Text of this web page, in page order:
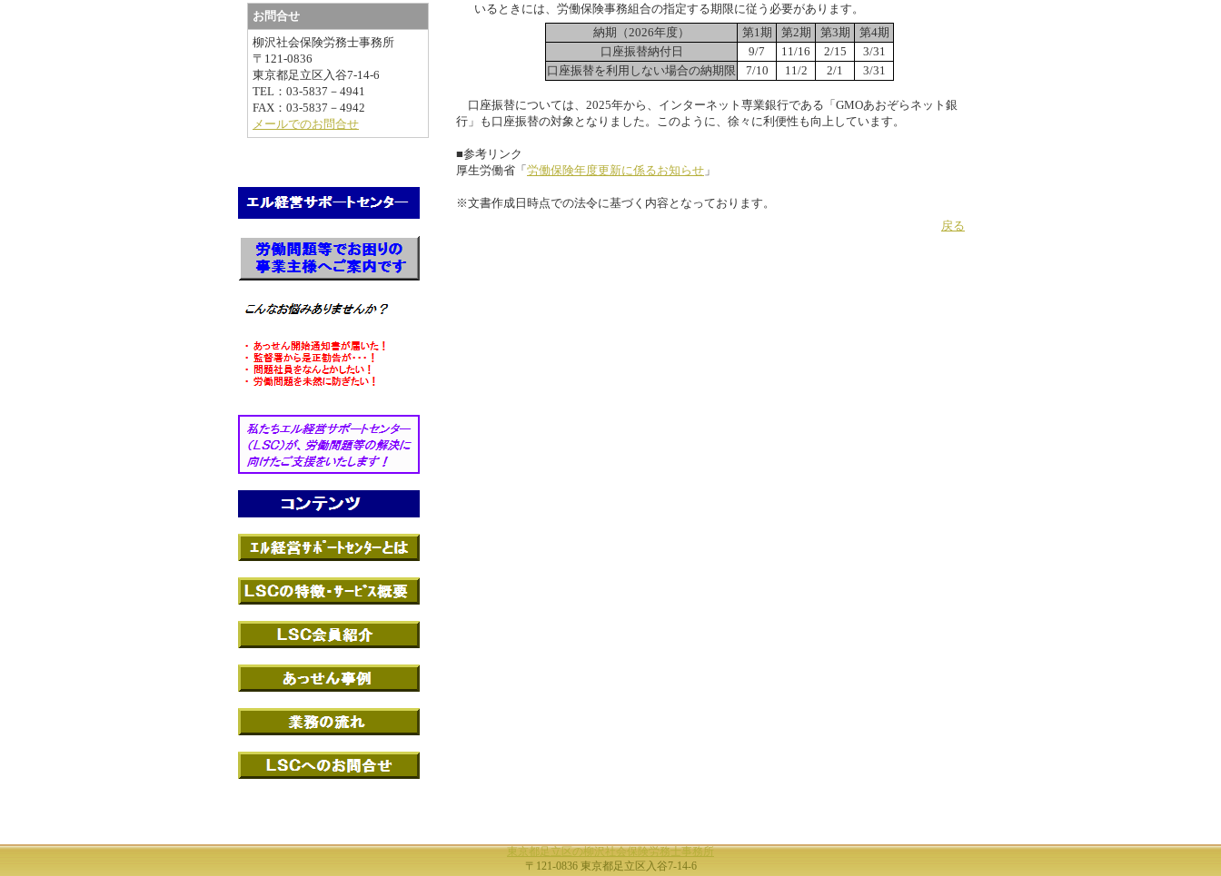
いるときには、労働保険事務組合の指定する期限に従う必要があります。
納期（2026年度）
第1期 第2期 第3期
第4期
口座振替納付日
9/7 11/16 2/15
3/31
口座振替を利用しない場合の納期限
7/10 11/2 2/1 3/31
口座振替については、2025年から、インターネット専業銀行である「GMOあおぞらネット銀
行」も口座振替の対象となりました。このように、徐々に利便性も向上しています。
■参考リンク
厚生労働省「 労働保険年度更新に係るお知らせ 」
※文書作成日時点での法令に基づく内容となっております。
戻る
お問合せ
柳沢社会保険労務士事務所
〒121-0836
東京都足立区入谷7-14-6
TEL：03-5837－4941
FAX：03-5837－4942
メールでのお問合せ
東京都足立区の柳沢社会保険労務士事務所
〒121-0836 東京都足立区入谷7-14-6